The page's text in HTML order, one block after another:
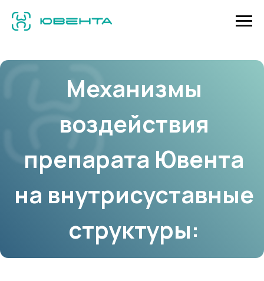
Механизмы
воздействия
препарата Ювента
на внутрисуставные
структуры: